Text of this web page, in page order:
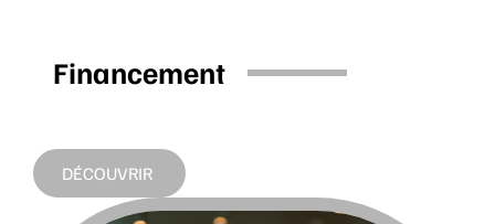
Financement
DÉCOUVRIR